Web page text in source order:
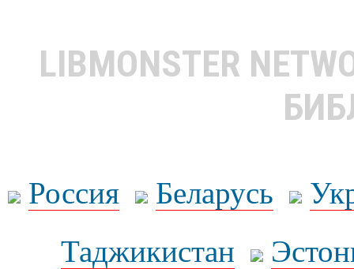
LIBMONSTER
Россия Беларусь
Таджикистан